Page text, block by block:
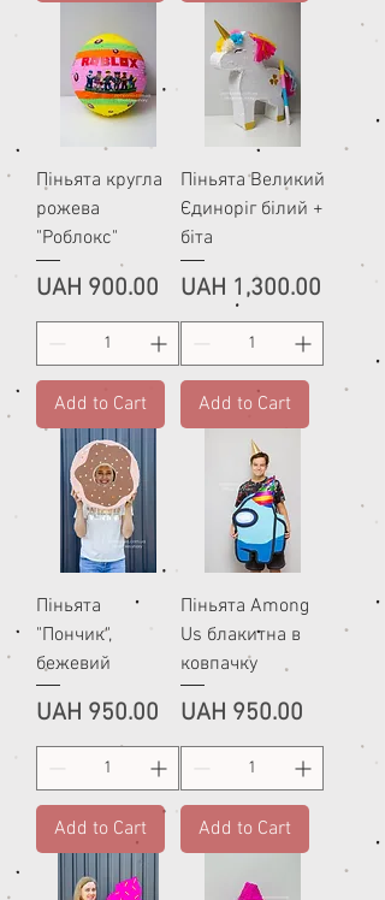
Піньята кругла
рожева
"Роблокс"
Price
UAH 900.00
Add to Cart
Піньята Великий
Єдиноріг білий +
біта
Price
UAH 1,300.00
Add to Cart
Піньята
"Пончик",
бежевий
Price
UAH 950.00
Add to Cart
Піньята Among
Us блакитна в
ковпачку
Price
UAH 950.00
Add to Cart